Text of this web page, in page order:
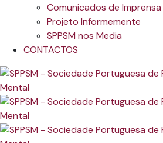
Comunicados de Imprensa
Projeto Informemente
SPPSM nos Media
CONTACTOS